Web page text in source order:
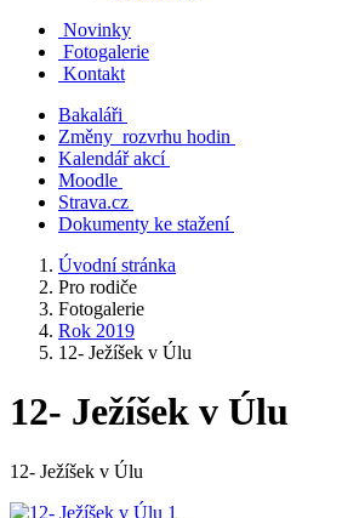
Novinky
Fotogalerie
Kontakt
Bakaláři
Změny rozvrhu hodin
Kalendář akcí
Moodle
Strava.cz
Dokumenty ke stažení
Úvodní stránka
Pro rodiče
Fotogalerie
Rok 2019
12- Ježíšek v Úlu
12- Ježíšek v Úlu
12- Ježíšek v Úlu